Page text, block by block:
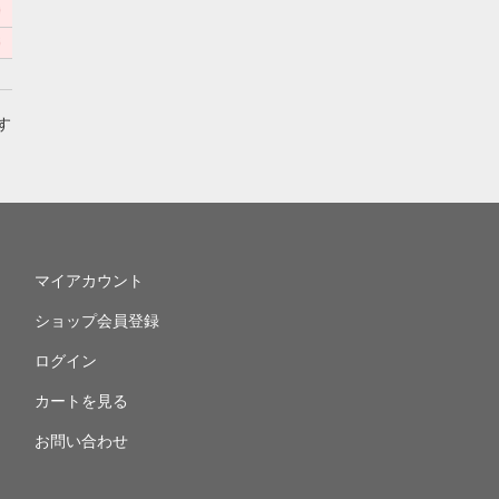
マイアカウント
ショップ会員登録
ログイン
カートを見る
お問い合わせ